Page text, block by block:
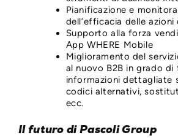
Pianificazione e
dell’efficacia delle azioni
Supporto alla forza
App WHERE Mobile
Miglioramento del
al nuovo B2B in grado di
informazioni dettagliate
codici alternativi,
ecc.
Il futuro di Pascoli Group